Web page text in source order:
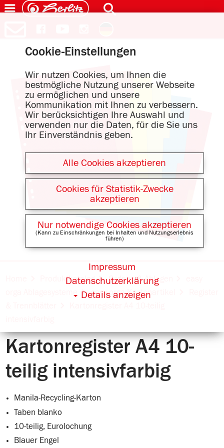
Produktkatalog Ordnen & Ablegen
easy orga Kartonartikel
Kartonregister A4 10-
teilig intensivfarbig
Manila-Recycling-Karton
Taben blanko
10-teilig, Eurolochung
Blauer Engel
Cookie-Einstellungen
Wir nutzen Cookies, um Ihnen die
bestmögliche Nutzung unserer Webseite
zu ermöglichen und unsere
Kommunikation mit Ihnen zu verbessern.
Wir berücksichtigen Ihre Auswahl und
verwenden nur die Daten, für die Sie uns
Ihr Einverständnis geben.
Alle Cookies akzeptieren
Cookies für Statistik-Zwecke
akzeptieren
Nur notwendige Cookies akzeptieren
(Kann zu Einschränkungen bei Inhalten und Nutzungserlebnis
führen)
Details anzeigen
Datenschutzerklärung
Impressum